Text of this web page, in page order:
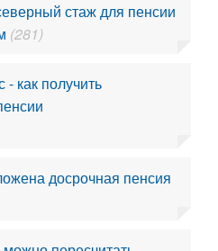
стаж для пенсии
(281)
как получить
досрочная пенсия